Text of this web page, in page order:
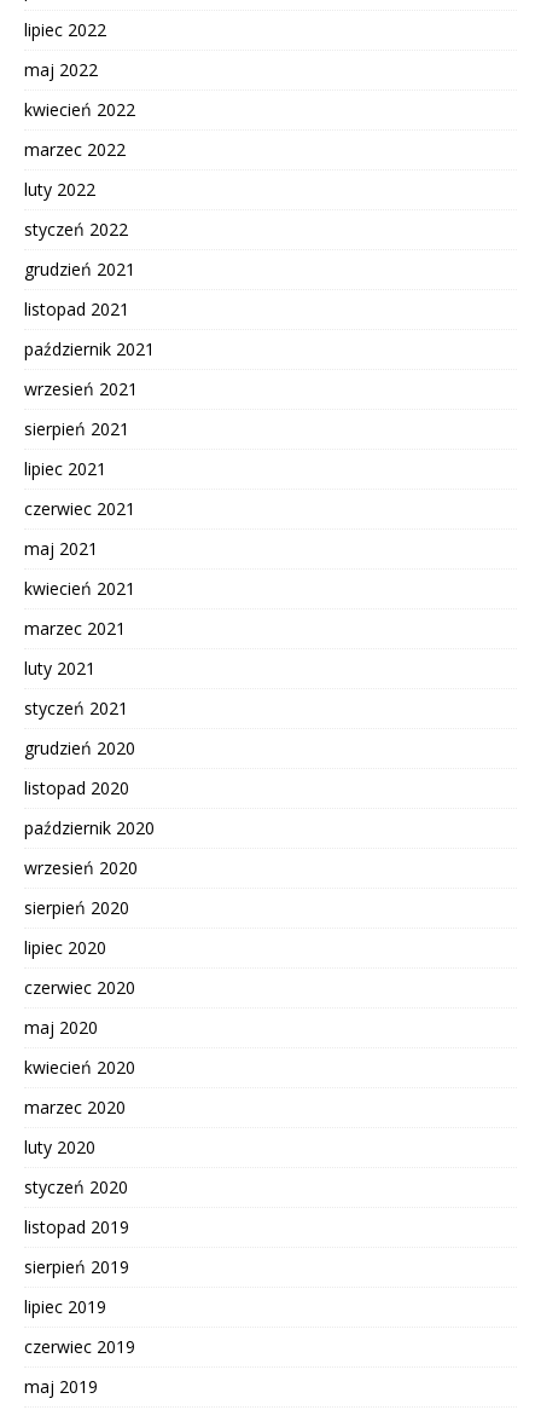
lipiec 2022
maj 2022
kwiecień 2022
marzec 2022
luty 2022
styczeń 2022
grudzień 2021
listopad 2021
październik 2021
wrzesień 2021
sierpień 2021
lipiec 2021
czerwiec 2021
maj 2021
kwiecień 2021
marzec 2021
luty 2021
styczeń 2021
grudzień 2020
listopad 2020
październik 2020
wrzesień 2020
sierpień 2020
lipiec 2020
czerwiec 2020
maj 2020
kwiecień 2020
marzec 2020
luty 2020
styczeń 2020
listopad 2019
sierpień 2019
lipiec 2019
czerwiec 2019
maj 2019